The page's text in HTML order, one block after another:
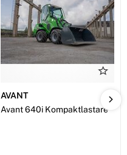
AVANT
Avant 640i Kompaktlastare